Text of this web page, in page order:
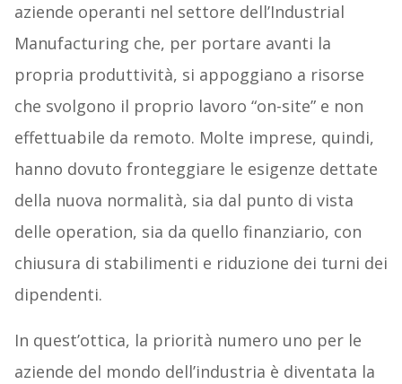
aziende operanti nel settore dell’Industrial
Manufacturing che, per portare avanti la
propria produttività, si appoggiano a risorse
che svolgono il proprio lavoro “on-site” e non
effettuabile da remoto. Molte imprese, quindi,
hanno dovuto fronteggiare le esigenze dettate
della nuova normalità, sia dal punto di vista
delle operation, sia da quello finanziario, con
chiusura di stabilimenti e riduzione dei turni dei
dipendenti.
In quest’ottica, la priorità numero uno per le
aziende del mondo dell’industria è diventata la